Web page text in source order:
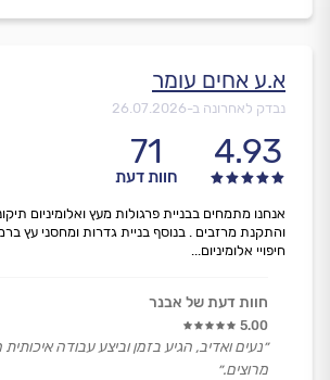
א.ע אחים עומר
נבדק לאחרונה ב-26.07.2026
4.93
71
חוות דעת
אנחנו מתמחים בבניית פרגולות מעץ ואלומיניום
והתקנת מרזבים . בנוסף בניית גדרות ומחסני עץ
חיפויי אלומיניום...
חוות דעת של אבנר
5.00
״נעים ואדיב, הגיע בזמן וביצע עבודה
מרוצים.״